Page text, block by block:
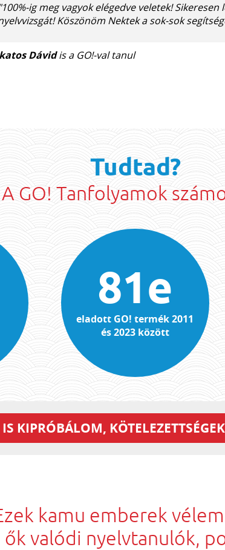
ig meg vagyok elégedve veletek!
Köszönöm Nektek a sok-sok
Dávidis a GO!-val tanul
Tudtad?
A GO! Tanfolyamok
81e
eladott GO! termék 2011
és 2023 között
KIPRÓBÁLOM,
kamu emberek
ők valódi nyelvtanulók,